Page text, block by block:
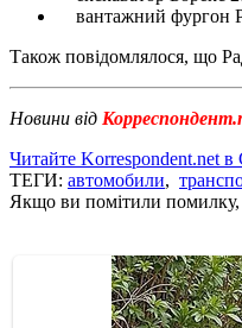
вантажний фургон
Також повідомлялося, що
Новини від
Читайте Korrespondent.net в
ТЕГИ: автомобили,
Якщо ви помітили помилку,